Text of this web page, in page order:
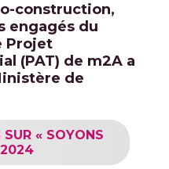
construction,
engagés du
Projet
(PAT) de m2A a
de
« SOYONS